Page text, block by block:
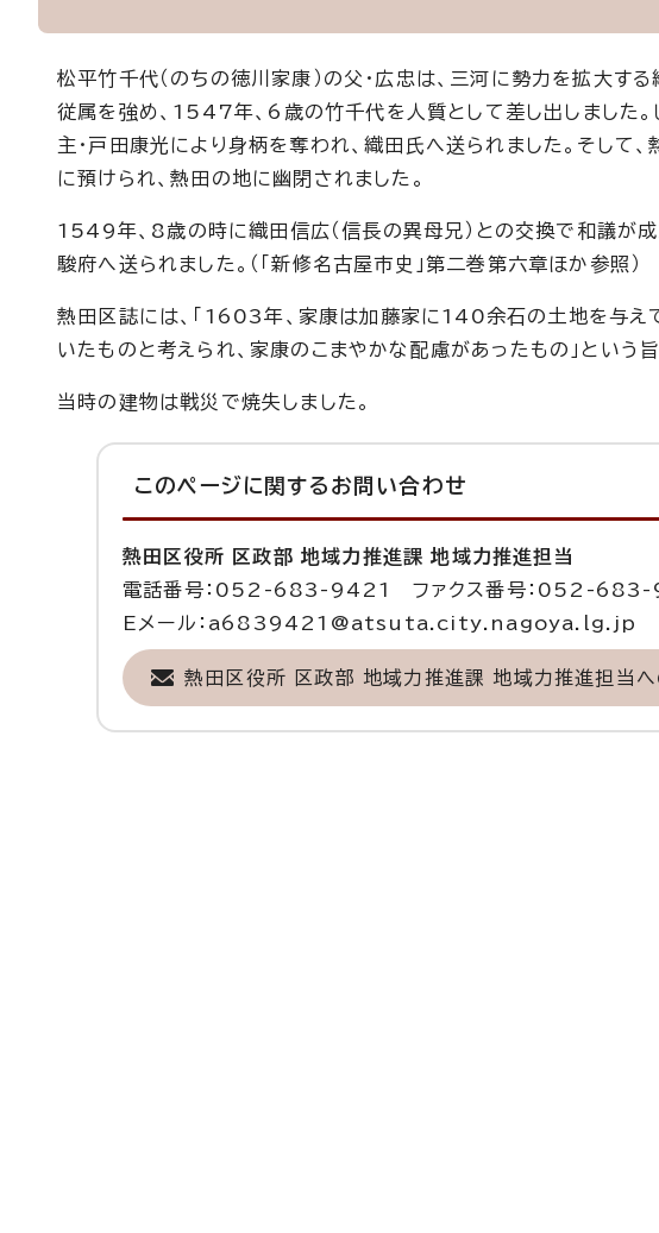
松平竹千代（のちの徳川家康）の父・広忠は、三河に勢力を拡大す
従属を強め、1547年、6歳の竹千代を人質として差し出しました。
主・戸田康光により身柄を奪われ、織田氏へ送られました。そして
に預けられ、熱田の地に幽閉されました。
1549年、8歳の時に織田信広（信長の異母兄）との交換で和議が
駿府へ送られました。（「新修名古屋市史」第二巻第六章ほか参照）
熱田区誌には、「1603年、家康は加藤家に140余石の土地を与え
いたものと考えられ、家康のこまやかな配慮があったもの」という
当時の建物は戦災で焼失しました。
このページに関する お問い合わせ
熱田区役所 区政部 地域力推進課 地域力推進担当
電話番号：052-683-9421 ファクス番号：052-
Eメール：a6839421@atsuta.city.nagoya.lg.jp
熱田区役所 区政部 地域力推進課 地域力推進担当